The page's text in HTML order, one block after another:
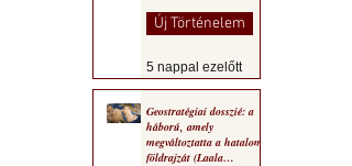
Új Történelem
5 nappal ezelőtt
Geostratégiai dosszié: a
háború, amely
megváltoztatta a hatalom
földrajzát (Laala